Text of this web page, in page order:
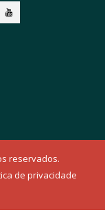
reservados.
de privacidade